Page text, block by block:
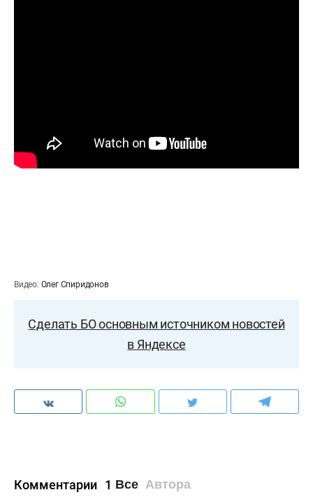
Видео: Олег Спиридонов
Сделать БО основным источником новостей
в Яндексе
Комментарии 1 Все Автора